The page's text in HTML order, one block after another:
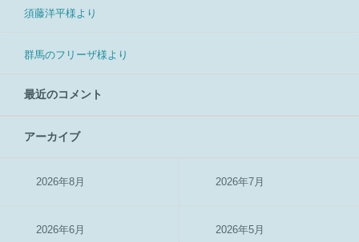
須藤洋平様より
群馬のフリーザ様より
最近のコメント
アーカイブ
2026年8月 2026年7月
2026年6月 2026年5月